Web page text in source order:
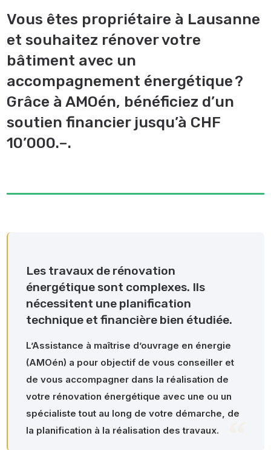
Vous êtes propriétaire à Lausanne
et souhaitez rénover votre
bâtiment avec un
accompagnement énergétique ?
Grâce à AMOén, bénéficiez d’un
soutien financier jusqu’à CHF
10’000.–.
Les travaux de rénovation
énergétique sont complexes. Ils
nécessitent une planification
technique et financière bien étudiée.
L’Assistance à maîtrise d’ouvrage en énergie
(AMOén) a pour objectif de vous conseiller et
de vous accompagner dans la réalisation de
votre rénovation énergétique avec une ou un
spécialiste tout au long de votre démarche, de
la planification à la réalisation des travaux.